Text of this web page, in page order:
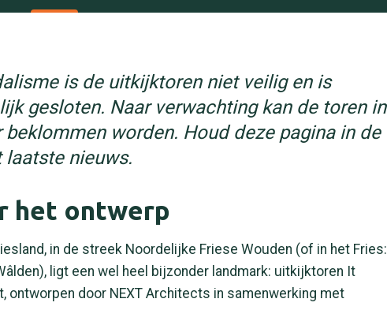
is de uitkijktoren niet veilig en is
gesloten. Naar verwachting kan de toren in
beklommen worden. Houd deze pagina in de
laatste nieuws.
het ontwerp
in de streek Noordelijke Friese Wouden (of in het Fries:
ligt een wel heel bijzonder landmark: uitkijktoren It
ontworpen door NEXT Architects in samenwerking met